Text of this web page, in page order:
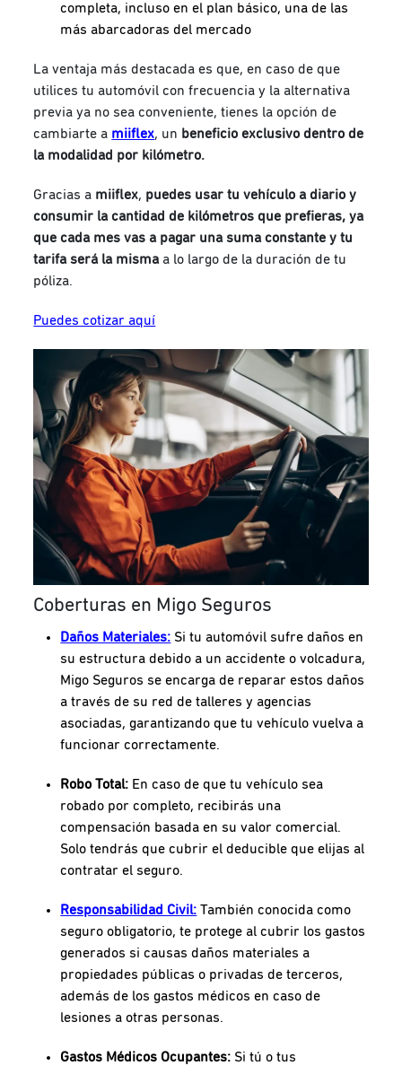
completa, incluso en el plan básico, una de las
más abarcadoras del mercado
La ventaja más destacada es que, en caso de que
utilices tu automóvil con frecuencia y la alternativa
previa ya no sea conveniente, tienes la opción de
cambiarte a miiflex, un beneficio exclusivo dentro de
la modalidad por kilómetro.
Gracias a miiflex, puedes usar tu vehículo a diario y
consumir la cantidad de kilómetros que prefieras, ya
que cada mes vas a pagar una suma constante y tu
tarifa será la misma a lo largo de la duración de tu
póliza.
Puedes cotizar aquí
Coberturas en Migo Seguros
Daños Materiales: Si tu automóvil sufre daños en
su estructura debido a un accidente o volcadura,
Migo Seguros se encarga de reparar estos daños
a través de su red de talleres y agencias
asociadas, garantizando que tu vehículo vuelva a
funcionar correctamente.
Robo Total: En caso de que tu vehículo sea
robado por completo, recibirás una
compensación basada en su valor comercial.
Solo tendrás que cubrir el deducible que elijas al
contratar el seguro.
Responsabilidad Civil: También conocida como
seguro obligatorio, te protege al cubrir los gastos
generados si causas daños materiales a
propiedades públicas o privadas de terceros,
además de los gastos médicos en caso de
lesiones a otras personas.
Gastos Médicos Ocupantes: Si tú o tus